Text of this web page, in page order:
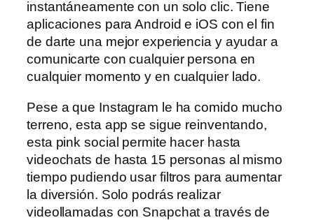
instantáneamente con un solo clic. Tiene
aplicaciones para Android e iOS con el fin
de darte una mejor experiencia y ayudar a
comunicarte con cualquier persona en
cualquier momento y en cualquier lado.
Pese a que Instagram le ha comido mucho
terreno, esta app se sigue reinventando,
esta pink social permite hacer hasta
videochats de hasta 15 personas al mismo
tiempo pudiendo usar filtros para aumentar
la diversión. Solo podrás realizar
videollamadas con Snapchat a través de